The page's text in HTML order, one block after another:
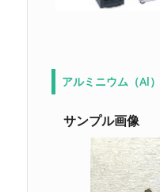
アルミニウム（Al）
サンプル画像